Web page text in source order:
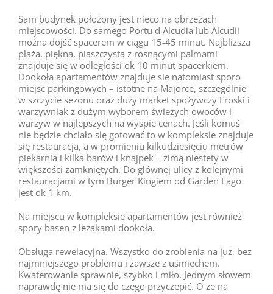
Sam budynek położony jest nieco na obrzeżach
miejscowości. Do samego Portu d Alcudia lub Alcudii
można dojść spacerem w ciągu 15-45 minut. Najbliższa
plaża, piękna, piaszczysta z rosnącymi palmami
znajduje się w odległości ok 10 minut spacerkiem.
Dookoła apartamentów znajduje się natomiast sporo
miejsc parkingowych – istotne na Majorce, szczególnie
w szczycie sezonu oraz duży market spożywczy Eroski i
warzywniak z dużym wyborem świeżych owoców i
warzyw w najlepszych na wyspie cenach. Jeśli komuś
nie będzie chciało się gotować to w kompleksie znajduje
się restauracja, a w promieniu kilkudziesięciu metrów
piekarnia i kilka barów i knajpek – zimą niestety w
większości zamkniętych. Do głównej ulicy z kolejnymi
restauracjami w tym Burger Kingiem od Garden Lago
jest ok 1 km.
Na miejscu w kompleksie apartamentów jest również
spory basen z leżakami dookoła.
Obsługa rewelacyjna. Wszystko do zrobienia na już, bez
najmniejszego problemu i zawsze z uśmiechem.
Kwaterowanie sprawnie, szybko i miło. Jednym słowem
naprawdę nie ma się do czego przyczepić. O że na